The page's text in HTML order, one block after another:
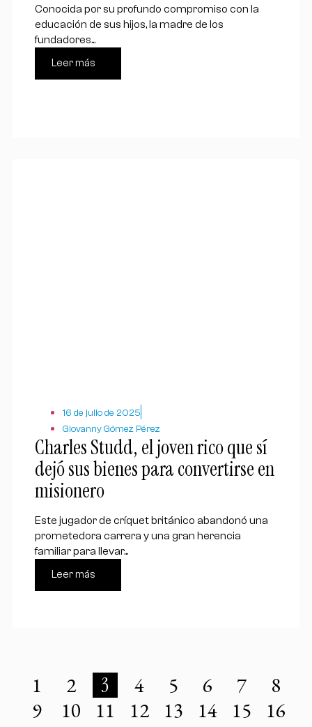
Conocida por su profundo compromiso con la
educación de sus hijos, la madre de los
fundadores...
Leer más
16 de julio de 2025
Giovanny Gómez Pérez
Charles Studd, el joven rico que sí
dejó sus bienes para convertirse en
misionero
Este jugador de críquet británico abandonó una
prometedora carrera y una gran herencia
familiar para llevar...
Leer más
1 2 3 4 5 6 7
8
9
10 11 12 13 14 15 16